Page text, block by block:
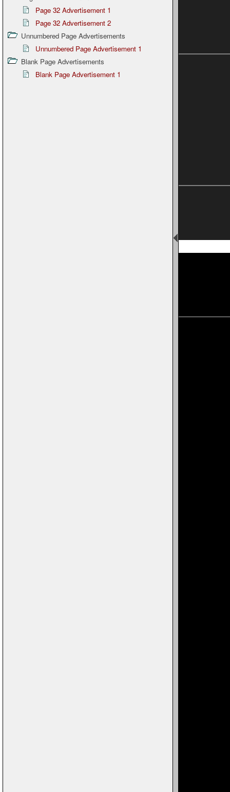
Page 32 Advertisement 1
Page 32 Advertisement 2
Unnumbered Page Advertisements
Unnumbered Page Advertisement 1
Blank Page Advertisements
Blank Page Advertisement 1